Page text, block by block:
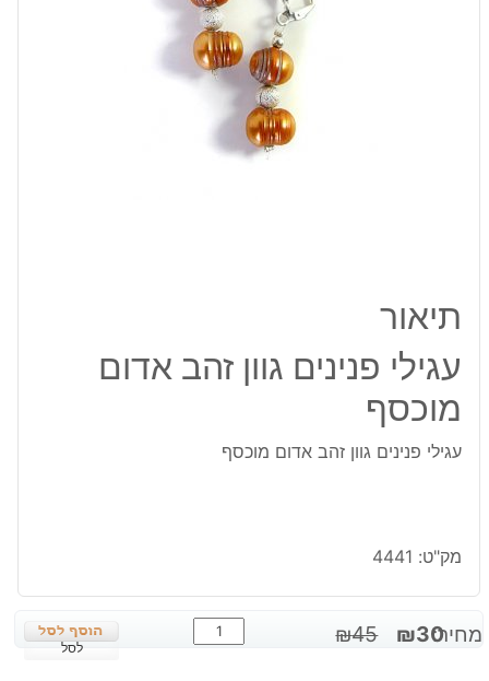
תיאור
עגילי פנינים גוון זהב אדום
מוכסף
עגילי פנינים גוון זהב אדום מוכסף
מק"ט: 4441
מחיר: ₪45
המחיר
₪30
המחיר
כמות
של
לסל